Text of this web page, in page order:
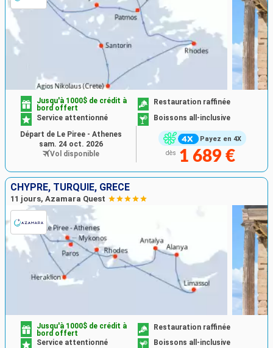
Rechercher
Payez en 4X
Jusqu'à 1000$ de crédit à
bord offert
Restauration raffinée
Service attentionné
Boissons all-inclusive
dès 1 689 €
Départ de Le Piree - Athenes
sam. 24 oct. 2026
Vol disponible
CHYPRE, TURQUIE, GRÈCE
11 jours, Azamara Quest
Jusqu'à 1000$ de crédit à
bord offert
Restauration raffinée
Service attentionné
Boissons all-inclusive